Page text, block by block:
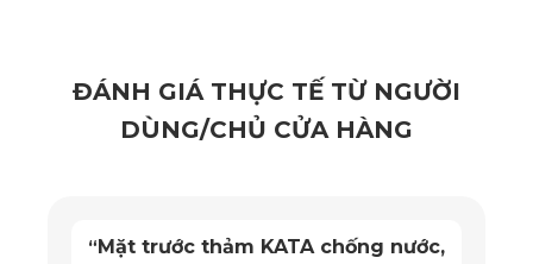
ĐÁNH GIÁ THỰC TẾ TỪ NGƯỜI
DÙNG/CHỦ CỬA HÀNG
“ Mặt trước thảm KATA chống nước,